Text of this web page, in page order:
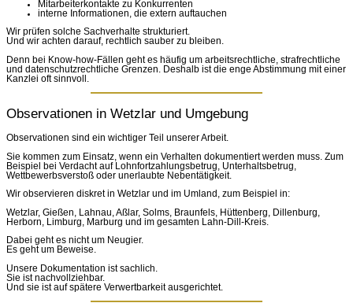
Mitarbeiterkontakte zu Konkurrenten
interne Informationen, die extern auftauchen
Wir prüfen solche Sachverhalte strukturiert.
Und wir achten darauf, rechtlich sauber zu bleiben.
Denn bei Know-how-Fällen geht es häufig um arbeitsrechtliche, strafrechtliche
und datenschutzrechtliche Grenzen. Deshalb ist die enge Abstimmung mit einer
Kanzlei oft sinnvoll.
Observationen in Wetzlar und Umgebung
Observationen sind ein wichtiger Teil unserer Arbeit.
Sie kommen zum Einsatz, wenn ein Verhalten dokumentiert werden muss. Zum
Beispiel bei Verdacht auf Lohnfortzahlungsbetrug, Unterhaltsbetrug,
Wettbewerbsverstoß oder unerlaubte Nebentätigkeit.
Wir observieren diskret in Wetzlar und im Umland, zum Beispiel in:
Wetzlar, Gießen, Lahnau, Aßlar, Solms, Braunfels, Hüttenberg, Dillenburg,
Herborn, Limburg, Marburg und im gesamten Lahn-Dill-Kreis.
Dabei geht es nicht um Neugier.
Es geht um Beweise.
Unsere Dokumentation ist sachlich.
Sie ist nachvollziehbar.
Und sie ist auf spätere Verwertbarkeit ausgerichtet.